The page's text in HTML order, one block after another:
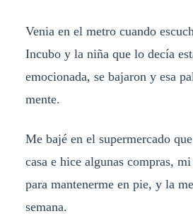
Venia en el metro cuando
Incubo y la niña que lo decía
emocionada, se bajaron y esa
mente.
Me bajé en el supermercado
casa e hice algunas compras,
para mantenerme en pie, y la
semana.